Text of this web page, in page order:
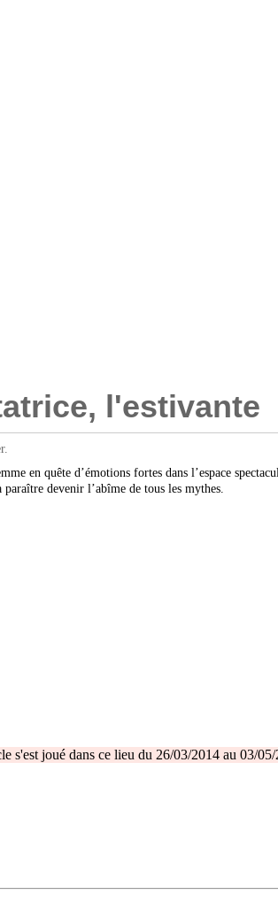
l'estivante
en quête d’émotions fortes dans l’espace
devenir l’abîme de tous les mythes.
s'est joué dans ce lieu du 26/03/2014 au 03/